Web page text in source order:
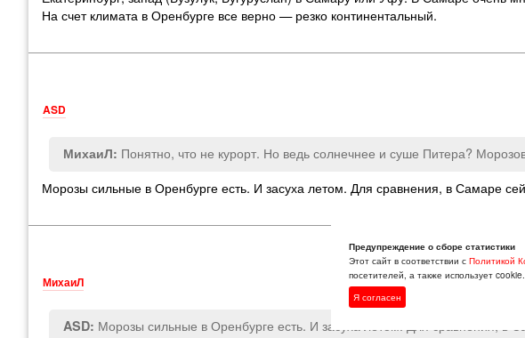
На счет климата в Оренбурге все верно — резко континентальный.
ASD
МихаиЛ: Понятно, что не курорт. Но ведь солнечнее и суше Питера?
Морозы сильные в Оренбурге есть. И засуха летом. Для сравнения, в Самаре
МихаиЛ
ASD: Морозы сильные в Оренбурге есть. И засуха летом. Для сравнения, в
Предупреждение о сборе статистики
Этот сайт в соответствии с Политикой
посетителей, а также использует cookie.
Я согласен